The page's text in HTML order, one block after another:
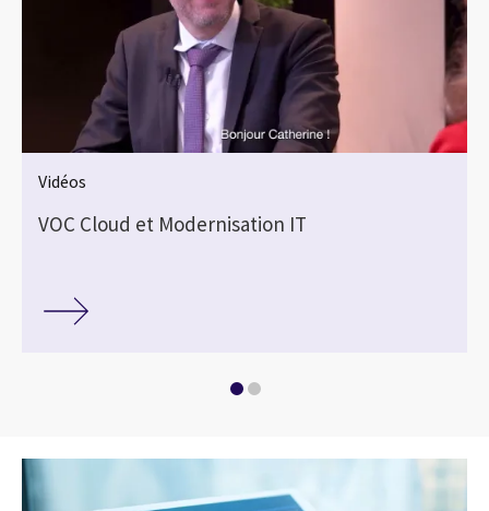
Vidéos
VOC Cloud et Modernisation IT